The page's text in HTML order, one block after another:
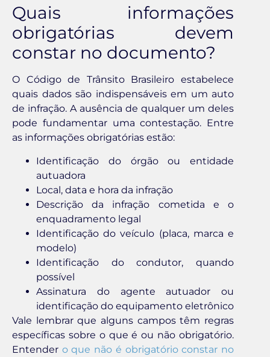
Quais informações
obrigatórias devem
constar no documento?
O Código de Trânsito Brasileiro estabelece
quais dados são indispensáveis em um auto
de infração. A ausência de qualquer um deles
pode fundamentar uma contestação. Entre
as informações obrigatórias estão:
Identificação do órgão ou entidade
autuadora
Local, data e hora da infração
Descrição da infração cometida e o
enquadramento legal
Identificação do veículo (placa, marca e
modelo)
Identificação do condutor, quando
possível
Assinatura do agente autuador ou
identificação do equipamento eletrônico
Vale lembrar que alguns campos têm regras
específicas sobre o que é ou não obrigatório.
Entender o que não é obrigatório constar no